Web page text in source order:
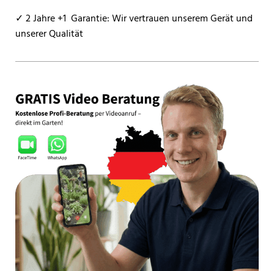
✓ 2 Jahre +1 Garantie: Wir vertrauen unserem Gerät und
unserer Qualität